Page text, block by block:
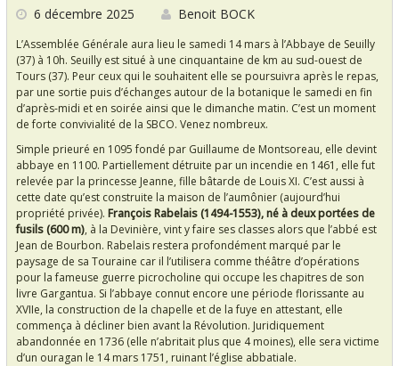
6 décembre 2025 Benoit BOCK
L’Assemblée Générale aura lieu le samedi 14 mars à l’Abbaye de Seuilly
(37) à 10h. Seuilly est situé à une cinquantaine de km au sud-ouest de
Tours (37). Peur ceux qui le souhaitent elle se poursuivra après le repas,
par une sortie puis d’échanges autour de la botanique le samedi en fin
d’après-midi et en soirée ainsi que le dimanche matin. C’est un moment
de forte convivialité de la SBCO. Venez nombreux.
Simple prieuré en 1095 fondé par Guillaume de Montsoreau, elle devint
abbaye en 1100. Partiellement détruite par un incendie en 1461, elle fut
relevée par la princesse Jeanne, fille bâtarde de Louis XI. C’est aussi à
cette date qu’est construite la maison de l’aumônier (aujourd’hui
propriété privée). François Rabelais (1494-1553), né à deux portées de
fusils (600 m), à la Devinière, vint y faire ses classes alors que l’abbé est
Jean de Bourbon. Rabelais restera profondément marqué par le
paysage de sa Touraine car il l’utilisera comme théâtre d’opérations
pour la fameuse guerre picrocholine qui occupe les chapitres de son
livre Gargantua. Si l’abbaye connut encore une période florissante au
XVIIe, la construction de la chapelle et de la fuye en attestant, elle
commença à décliner bien avant la Révolution. Juridiquement
abandonnée en 1736 (elle n’abritait plus que 4 moines), elle sera victime
d’un ouragan le 14 mars 1751, ruinant l’église abbatiale.